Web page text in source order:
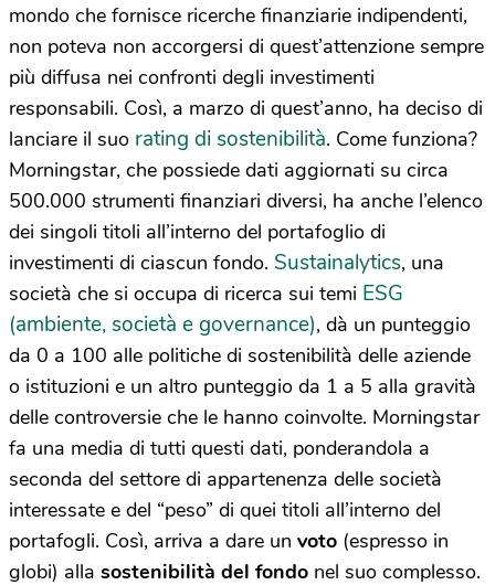
mondo che fornisce ricerche finanziarie indipendenti,
non poteva non accorgersi di quest’attenzione sempre
più diffusa nei confronti degli investimenti
responsabili. Così, a marzo di quest’anno, ha deciso di
lanciare il suo rating di sostenibilità. Come funziona?
Morningstar, che possiede dati aggiornati su circa
500.000 strumenti finanziari diversi, ha anche l’elenco
dei singoli titoli all’interno del portafoglio di
investimenti di ciascun fondo. Sustainalytics, una
società che si occupa di ricerca sui temi ESG
(ambiente, società e governance), dà un punteggio
da 0 a 100 alle politiche di sostenibilità delle aziende
o istituzioni e un altro punteggio da 1 a 5 alla gravità
delle controversie che le hanno coinvolte. Morningstar
fa una media di tutti questi dati, ponderandola a
seconda del settore di appartenenza delle società
interessate e del “peso” di quei titoli all’interno del
portafogli. Così, arriva a dare un voto (espresso in
globi) alla sostenibilità del fondo nel suo complesso.